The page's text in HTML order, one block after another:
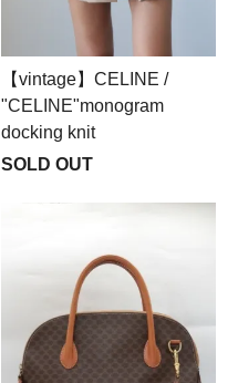
【vintage】CELINE /
"CELINE"monogram
docking knit
SOLD OUT